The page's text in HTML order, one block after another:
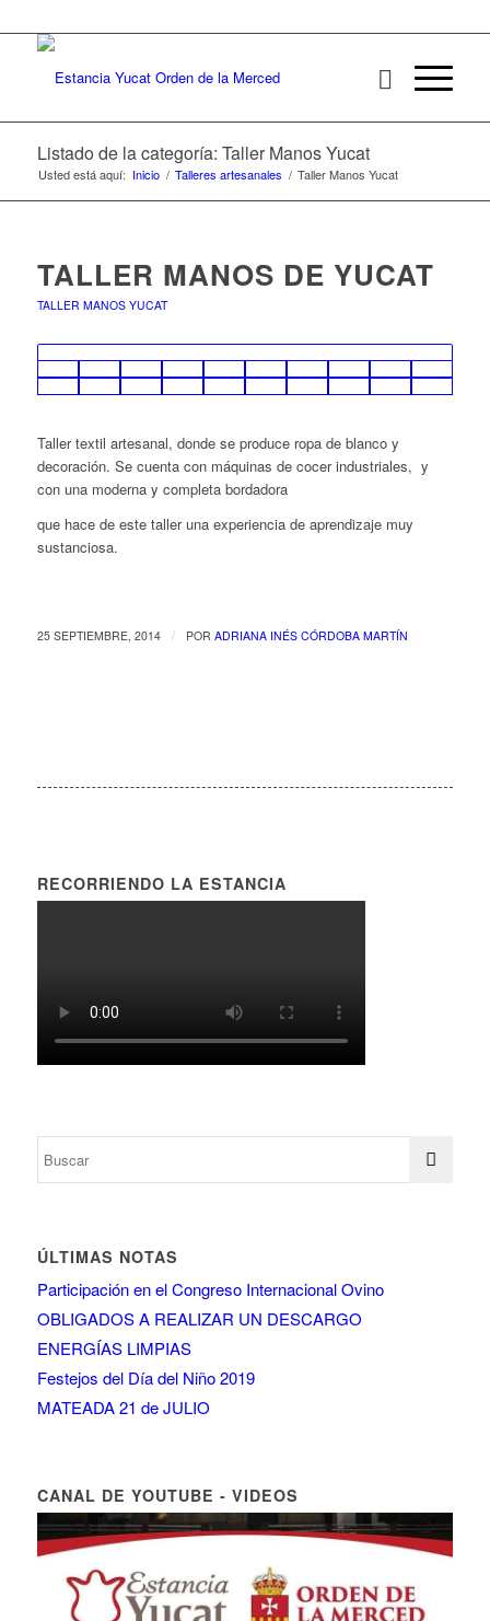
Listado de la categoría: Taller Manos Yucat
Usted está aquí: Inicio / Talleres artesanales / Taller Manos Yucat
TALLER MANOS DE YUCAT
TALLER MANOS YUCAT
Taller textil artesanal, donde se produce ropa de blanco y
decoración. Se cuenta con máquinas de cocer industriales, y
con una moderna y completa bordadora
que hace de este taller una experiencia de aprendizaje muy
sustanciosa.
25 SEPTIEMBRE, 2014 / POR ADRIANA INÉS CÓRDOBA MARTÍN
RECORRIENDO LA ESTANCIA
ÚLTIMAS NOTAS
Participación en el Congreso Internacional Ovino
OBLIGADOS A REALIZAR UN DESCARGO
ENERGÍAS LIMPIAS
Festejos del Día del Niño 2019
MATEADA 21 de JULIO
CANAL DE YOUTUBE - VIDEOS